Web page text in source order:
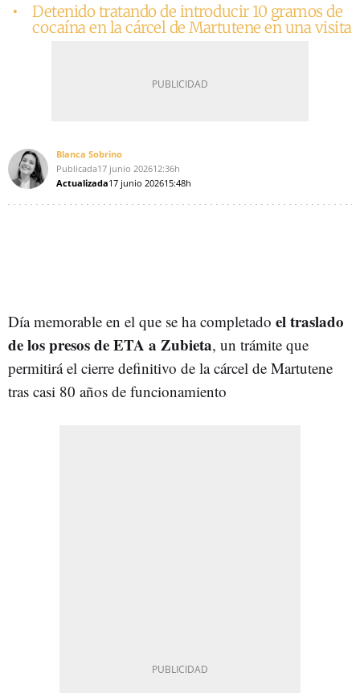
Detenido tratando de introducir 10 gramos de
cocaína en la cárcel de Martutene en una visita
Blanca Sobrino
Publicada17 junio 202612:36h
Actualizada17 junio 202615:48h
Día memorable en el que se ha completado el traslado
de los presos de ETA a Zubieta, un trámite que
permitirá el cierre definitivo de la cárcel de Martutene
tras casi 80 años de funcionamiento